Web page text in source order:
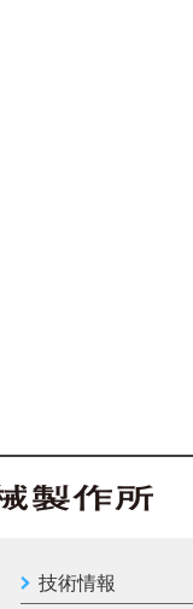
技術情報